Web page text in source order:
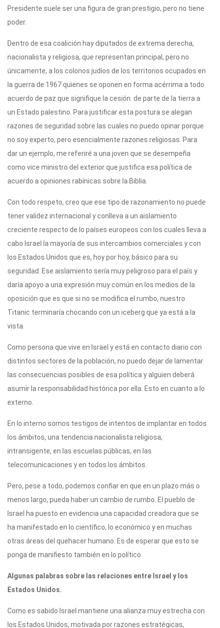
Presidente suele ser una figura de gran prestigio, pero no tiene
poder.
Dentro de esa coalición hay diputados de extrema derecha,
nacionalista y religiosa, que representan principal, pero no
únicamente, a los colonos judíos de los territorios ocupados en
la guerra de 1967 quienes se oponen en forma acérrima a todo
acuerdo de paz que signifique la cesión de parte de la tierra a
un Estado palestino. Para justificar esta postura se alegan
razones de seguridad sobre las cuales no puedo opinar porque
no soy experto, pero esencialmente razones religiosas. Para
dar un ejemplo, me referiré a una joven que se desempeña
como vice ministro del exterior que justifica esa política de
acuerdo a opiniones rabínicas sobre la Biblia.
Con todo respeto, creo que ese tipo de razonamiento no puede
tener validez internacional y conlleva a un aislamiento
creciente respecto de lo países europeos con los cuales lleva a
cabo Israel la mayoría de sus intercambios comerciales y con
los Estados Unidos que es, hoy por hoy, básico para su
seguridad. Ese aislamiento sería muy peligroso para el país y
daría apoyo a una expresión muy común en los medios de la
oposición que es que si no se modifica el rumbo, nuestro
Titanic terminaría chocando con un iceberg que ya está a la
vista.
Como persona que vive en Israel y está en contacto diario con
distintos sectores de la población, no puedo dejar de lamentar
las consecuencias posibles de esa política y alguien deberá
asumir la responsabilidad histórica por ella. Esto en cuanto a lo
externo.
En lo interno somos testigos de intentos de implantar en todos
los ámbitos, una tendencia nacionalista religiosa,
intransigente, en las escuelas públicas, en las
telecomunicaciones y en todos los ámbitos.
Pero, pese a todo, podemos confiar en que en un plazo más o
menos largo, pueda haber un cambio de rumbo. El pueblo de
Israel ha puesto en evidencia una capacidad creadora que se
ha manifestado en lo científico, lo económico y en muchas
otras áreas del quehacer humano. Es de esperar que esto se
ponga de manifiesto también en lo político
Algunas palabras sobre las relaciones entre Israel y los
Estados Unidos.
Como es sabido Israel mantiene una alianza muy estrecha con
los Estados Unidos, motivada por razones estratégicas,